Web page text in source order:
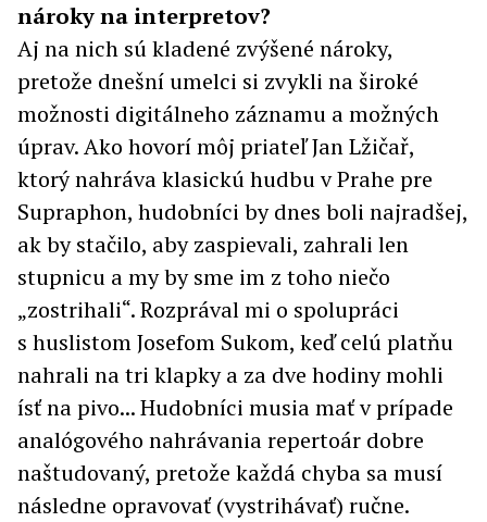
nároky na interpretov?
Aj na nich sú kladené zvýšené nároky,
pretože dnešní umelci si zvykli na široké
možnosti digitálneho záznamu a možných
úprav. Ako hovorí môj priateľ Jan Lžičař,
ktorý nahráva klasickú hudbu v Prahe pre
Supraphon, hudobníci by dnes boli najradšej,
ak by stačilo, aby zaspievali, zahrali len
stupnicu a my by sme im z toho niečo
„zostrihali“. Rozprával mi o spolupráci
s huslistom Josefom Sukom, keď celú platňu
nahrali na tri klapky a za dve hodiny mohli
ísť na pivo... Hudobníci musia mať v prípade
analógového nahrávania repertoár dobre
naštudovaný, pretože každá chyba sa musí
následne opravovať (vystrihávať) ručne.